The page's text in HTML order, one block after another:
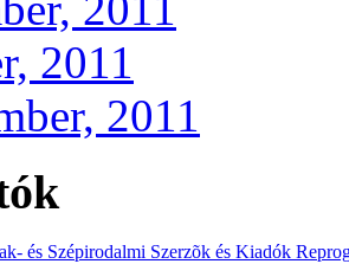
2011
2011
és Szépirodalmi Szerzõk és Kiadók